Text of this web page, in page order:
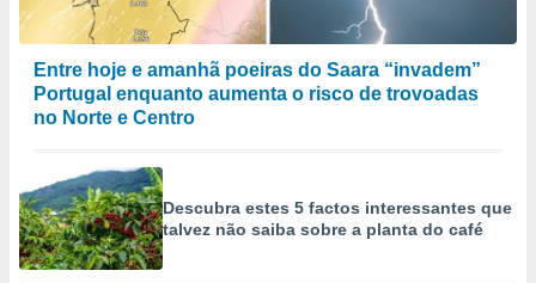
Entre hoje e amanhã poeiras do Saara “invadem”
Portugal enquanto aumenta o risco de trovoadas
no Norte e Centro
Descubra estes 5 factos interessantes que
talvez não saiba sobre a planta do café